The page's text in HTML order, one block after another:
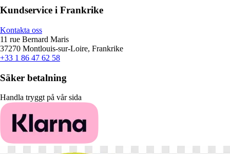
Kundservice i Frankrike
Kontakta oss
11 rue Bernard Maris
37270 Montlouis-sur-Loire, Frankrike
+33 1 86 47 62 58
Säker betalning
Handla tryggt på vår sida